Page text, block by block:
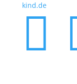
kind.de
